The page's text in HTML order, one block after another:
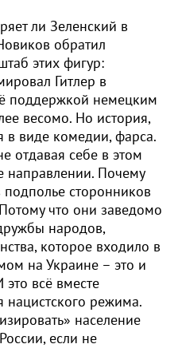
ли Зеленский в
обратил
этих фигур:
Гитлер в
поддержкой немецким
весомо. Но история,
в виде комедии, фарса.
отдавая себе в этом
направлении. Почему
сторонников
что они заведомо
народов,
которое входило в
на Украине – это и
всё вместе
нацистского режима.
население
если не